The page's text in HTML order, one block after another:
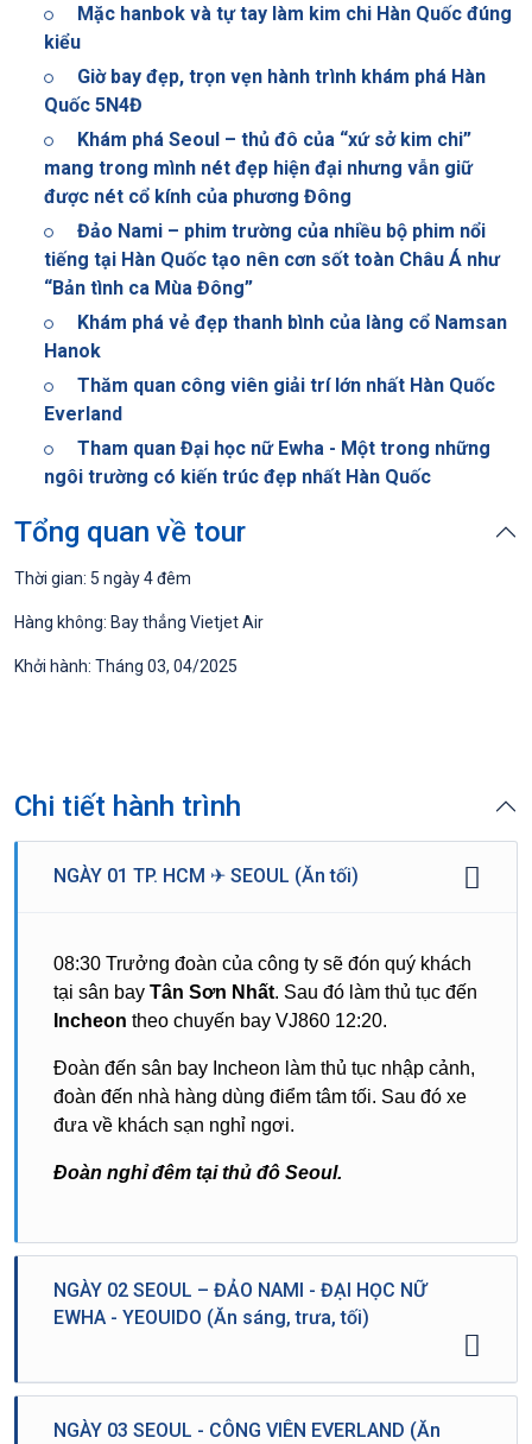
Mặc hanbok và tự tay làm kim chi Hàn Quốc đúng
kiểu
Giờ bay đẹp, trọn vẹn hành trình khám phá Hàn
Quốc 5N4Đ
Khám phá Seoul – thủ đô của “xứ sở kim chi”
mang trong mình nét đẹp hiện đại nhưng vẫn giữ
được nét cổ kính của phương Đông
Đảo Nami – phim trường của nhiều bộ phim nổi
tiếng tại Hàn Quốc tạo nên cơn sốt toàn Châu Á như
“Bản tình ca Mùa Đông”
Khám phá vẻ đẹp thanh bình của làng cổ Namsan
Hanok
Thăm quan công viên giải trí lớn nhất Hàn Quốc
Everland
Tham quan Đại học nữ Ewha - Một trong những
ngôi trường có kiến trúc đẹp nhất Hàn Quốc
Tổng quan về tour
Thời gian: 5 ngày 4 đêm
Hàng không: Bay thẳng Vietjet Air
Khởi hành: Tháng 03, 04/2025
Chi tiết hành trình
NGÀY 01 TP. HCM ✈ SEOUL (Ăn tối)
08:30 Trưởng đoàn của công ty sẽ đón quý khách
tại sân bay Tân Sơn Nhất. Sau đó làm thủ tục đến
Incheon theo chuyến bay VJ860 12:20.
Đoàn đến sân bay Incheon làm thủ tục nhập cảnh,
đoàn đến nhà hàng dùng điểm tâm tối. Sau đó xe
đưa về khách sạn nghỉ ngơi.
Đoàn nghỉ đêm tại thủ đô Seoul.
NGÀY 02 SEOUL – ĐẢO NAMI - ĐẠI HỌC NỮ
EWHA - YEOUIDO (Ăn sáng, trưa, tối)
Đoàn dùng điểm tâm sáng tại khách sạn, sau đó
NGÀY 03 SEOUL - CÔNG VIÊN EVERLAND (Ăn